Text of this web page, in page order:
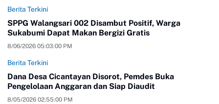
Berita Terkini
SPPG Walangsari 002 Disambut Positif, Warga
Sukabumi Dapat Makan Bergizi Gratis
8/06/2026 05:03:00 PM
Berita Terkini
Dana Desa Cicantayan Disorot, Pemdes Buka
Pengelolaan Anggaran dan Siap Diaudit
8/05/2026 02:55:00 PM